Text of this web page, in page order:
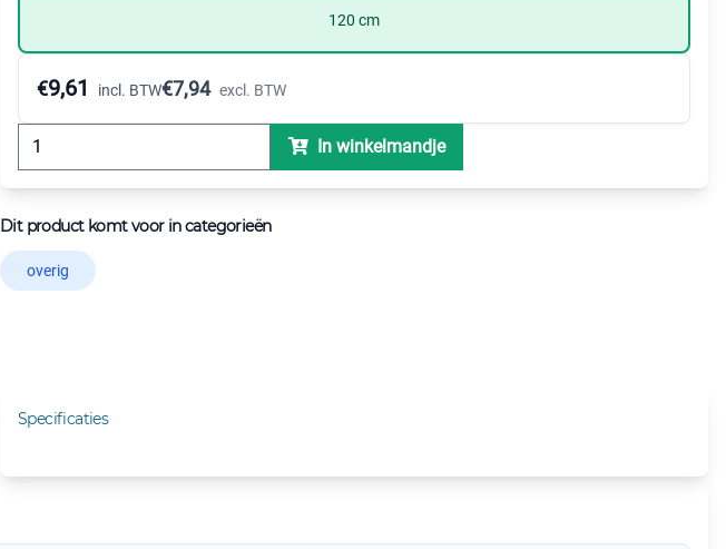
120 cm
€9,61 incl. BTW€7,94 excl. BTW
In winkelmandje
Dit product komt voor in categorieën
overig
Specificaties